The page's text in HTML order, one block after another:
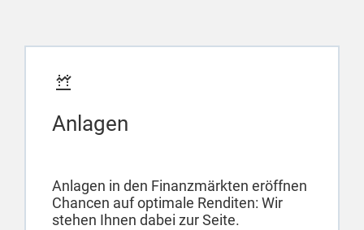
Anlagen
Anlagen in den Finanzmärkten eröffnen
Chancen auf optimale Renditen: Wir
stehen Ihnen dabei zur Seite.